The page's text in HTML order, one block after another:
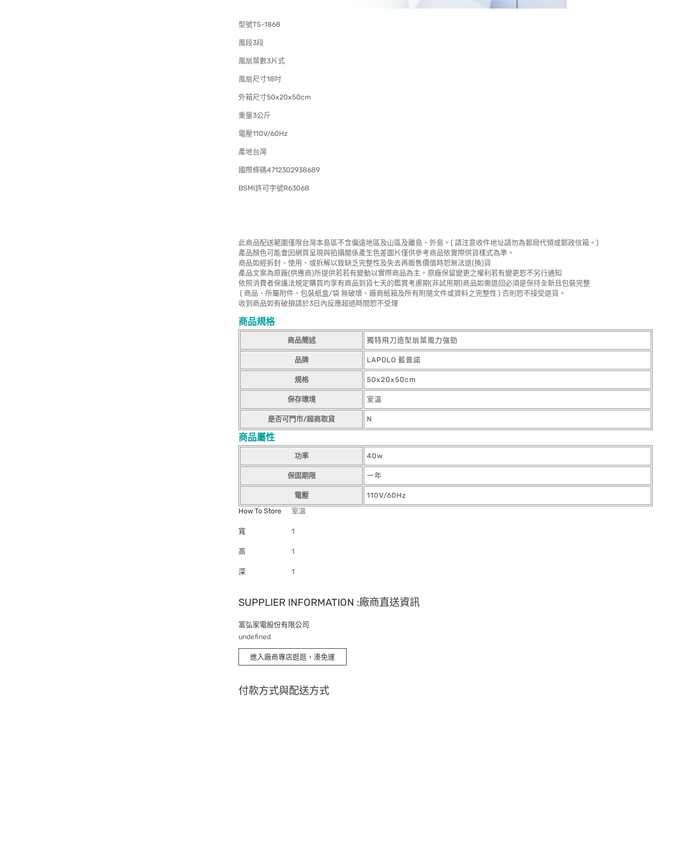
型號TS-1868
風段3段
風扇葉數3片式
風扇尺寸18吋
外箱尺寸50x20x50cm
重量3公斤
電壓110V/60Hz
產地台灣
國際條碼4712302938689
BSMI許可字號R63068
此商品配送範圍僅限台灣本島區不含偏遠地區及山區及離島、外島。( 請注意收件地址請勿為郵局代領或郵政信箱。)
產品顏色可能會因網頁呈現與拍攝關係產生色差圖片僅供參考商品依實際供貨樣式為準。
商品如經拆封、使用、或拆解以致缺乏完整性及失去再販售價值時恕無法退(換)貨
產品文案為原廠(供應商)所提供若若有變動以實際商品為主。原廠保留變更之權利若有變更恕不另行通知
依照消費者保護法規定購買均享有商品到貨七天的鑑賞考慮期(非試用期)商品如需退回必須是保持全新且包裝完整
( 商品、所屬附件、包裝紙盒/袋 無破壞、廠商紙箱及所有附隨文件或資料之完整性 ) 否則恕不接受退貨。
收到商品如有破損請於3日內反應超過時間恕不受理
商品規格
商品簡述 獨特飛刀造型扇葉風力強勁
品牌 LAPOLO 藍普諾
規格 50x20x50cm
保存環境 室溫
是否可門市/超商取貨 N
商品屬性
功率 40w
保固期限 一年
電壓
110V/60Hz
How To Store
室溫
寬 1
高 1
深 1
SUPPLIER INFORMATION :廠商直送資訊
富弘家電股份有限公司
undefined
進入廠商專店逛逛，湊免運
付款方式與配送方式